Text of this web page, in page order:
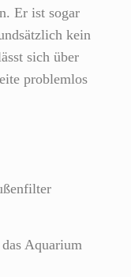
Er ist sogar
kein
sich über
problemlos
Aquarium